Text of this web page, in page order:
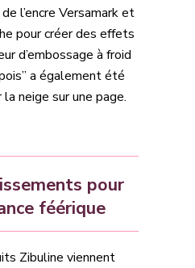
l’encre Versamark et
pour créer des effets
d’embossage à froid
a également été
neige sur une page.
pour
féérique
Zibuline viennent